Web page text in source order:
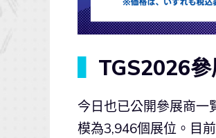
TGS2026參
今日也已公開參展商一
模為3,946個展位。目